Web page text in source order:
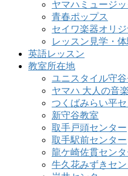
ヤマハミュージ
青春ポップス
セイワ楽器オリ
レッスン見学・
英語レッスン
教室所在地
ユニスタイル守
ヤマハ 大人の音
つくばみらい平
新守谷教室
取手戸頭センター
取手駅前センター
龍ケ崎佐貫センタ
牛久花みずきセ